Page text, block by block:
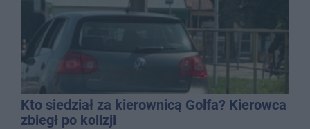
Kto siedział za kierownicą Golfa? Kierowca
zbiegł po kolizji